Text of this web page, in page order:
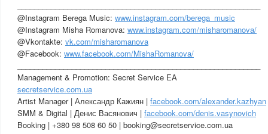
@Instagram Berega Music: www.instagram.com/berega_music
@Instagram Misha Romanova: www.instagram.com/misharomanova/
@Vkontakte: vk.com/misharomanova
@Facebook: www.facebook.com/MishaRomanova/
Management & Promotion: Secret Service EA
secretservice.com.ua
Artist Manager | Александр Кажиян | facebook.com/alexander.kazhyan
SMM & Digital | Денис Васянович | facebook.com/denis.vasynovich
Booking | +380 98 508 60 50 | booking@secretservice.com.ua